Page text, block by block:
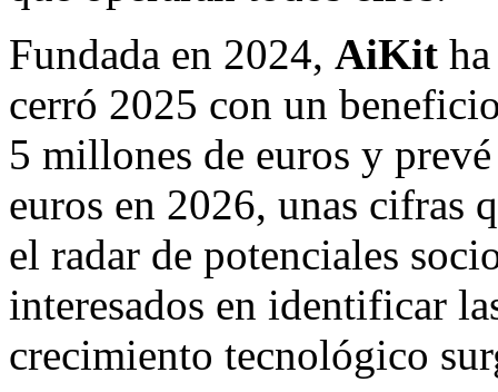
Fundada en 2024, AiKit
cerró 2025 con un
5 millones de euros y
euros en 2026, unas cifras
el radar de potenciales
interesados en identificar
crecimiento tecnológico